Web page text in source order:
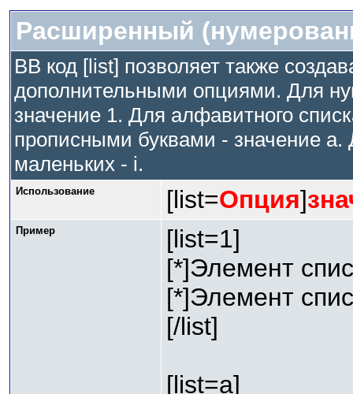
Расширенный
BB код [list] позволяет также
дополнительными опциями. Для
значение 1. Для алфавитного
прописными буквами - значение
маленьких - i.
Использование [list=Опция]
Пример
[list=1]
[*]Элемент
[*]Элемент
[/list]
[list=a]